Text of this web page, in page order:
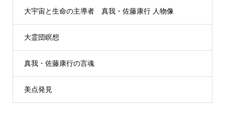
大宇宙と生命の主導者 真我・佐藤康行 人物像
大霊団瞑想
真我・佐藤康行の言魂
美点発見